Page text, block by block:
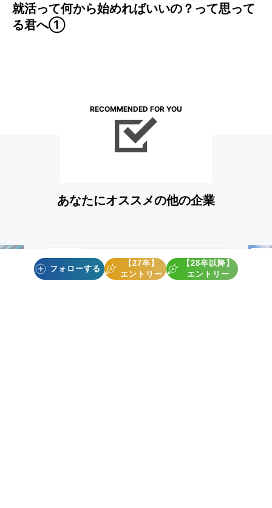
就活って何から始めればいいの？って思って
る君へ①
RECOMMENDED FOR YOU
あなたにオススメの他の企業
フォローする
【27卒】
エントリー
【28卒以降】
エントリー